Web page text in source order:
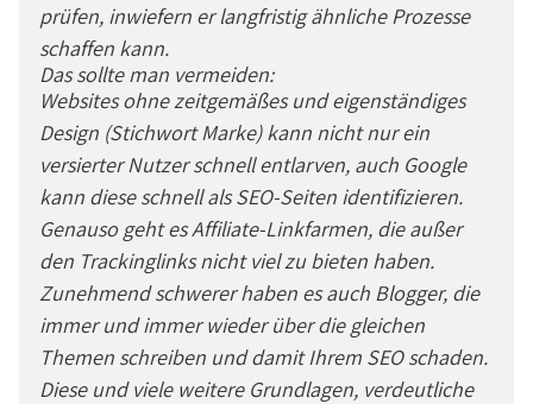
prüfen, inwiefern er langfristig ähnliche Prozesse
schaffen kann.
Das sollte man vermeiden:
Websites ohne zeitgemäßes und eigenständiges
Design (Stichwort Marke) kann nicht nur ein
versierter Nutzer schnell entlarven, auch Google
kann diese schnell als SEO-Seiten identifizieren.
Genauso geht es Affiliate-Linkfarmen, die außer
den Trackinglinks nicht viel zu bieten haben.
Zunehmend schwerer haben es auch Blogger, die
immer und immer wieder über die gleichen
Themen schreiben und damit Ihrem SEO schaden.
Diese und viele weitere Grundlagen, verdeutliche